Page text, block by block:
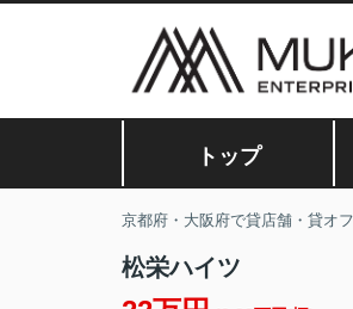
トップ
京都府・大阪府で貸店舗・貸オ
松栄ハイツ